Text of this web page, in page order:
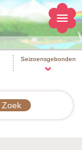
Seizoensgebonden